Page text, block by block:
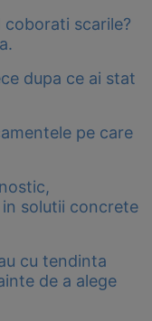
scarile?
dupa ce ai stat
pe care
solutii concrete
cu tendinta
de a alege